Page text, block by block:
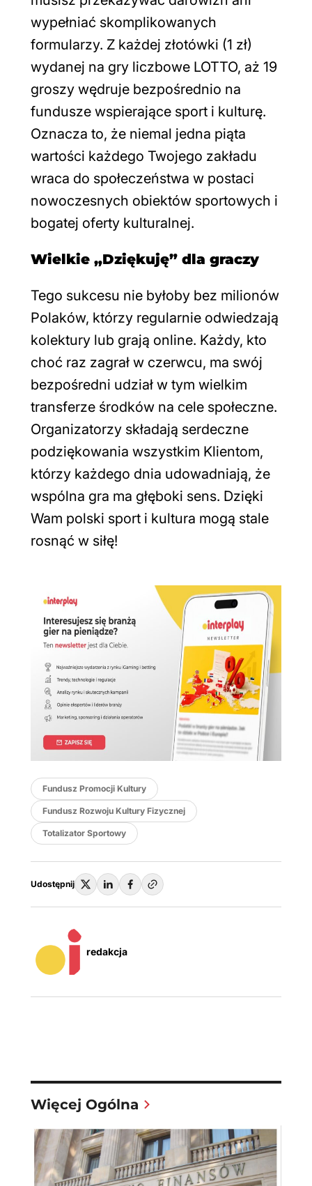
wypełniać skomplikowanych
formularzy. Z każdej złotówki (1 zł)
wydanej na gry liczbowe LOTTO, aż 19
groszy wędruje bezpośrednio na
fundusze wspierające sport i kulturę.
Oznacza to, że niemal jedna piąta
wartości każdego Twojego zakładu
wraca do społeczeństwa w postaci
nowoczesnych obiektów sportowych i
bogatej oferty kulturalnej.
Wielkie „Dziękuję” dla graczy
Tego sukcesu nie byłoby bez milionów
Polaków, którzy regularnie odwiedzają
kolektury lub grają online. Każdy, kto
choć raz zagrał w czerwcu, ma swój
bezpośredni udział w tym wielkim
transferze środków na cele społeczne.
Organizatorzy składają serdeczne
podziękowania wszystkim Klientom,
którzy każdego dnia udowadniają, że
wspólna gra ma głęboki sens. Dzięki
Wam polski sport i kultura mogą stale
rosnąć w siłę!
Fundusz Promocji Kultury
Fundusz Rozwoju Kultury Fizycznej
Totalizator Sportowy
Udostępnij
redakcja
Więcej Ogólna